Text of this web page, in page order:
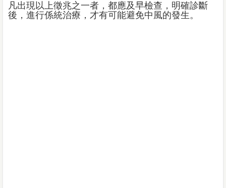
凡出現以上徵兆之一者，都應及早檢查，明確診斷
後，進行係統治療，才有可能避免中風的發生。